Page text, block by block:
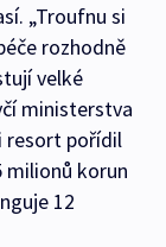
„Troufnu si
rozhodně
velké
ministerstva
resort pořídil
milionů korun
12